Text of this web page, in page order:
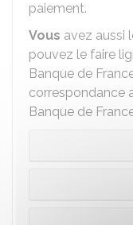
paiement.
Vous avez aussi
pouvez le faire
Banque de
correspondance
Banque de